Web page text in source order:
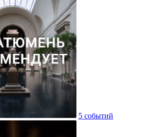
5 событий